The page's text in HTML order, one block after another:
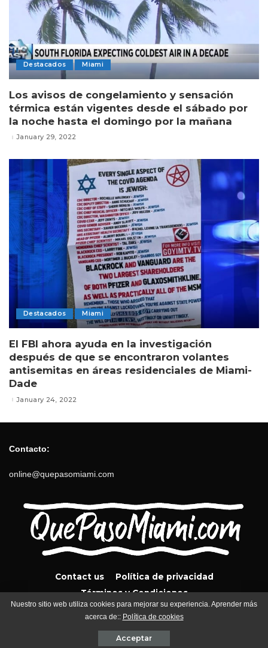
Destacados Miami
Los avisos de congelamiento y sensación
térmica están vigentes desde el sábado por
la noche hasta el domingo por la mañana
January 29, 2022
Destacados Miami
El FBI ahora ayuda en la investigación
después de que se encontraron volantes
antisemitas en áreas residenciales de Miami-
Dade
January 24, 2022
Contacto:
online@quepasomiami.com
Contact us
Política de privacidad
Términos y Condiciones
QuePasoMiami.com 2024
Nuestro sitio web utiliza cookies para mejorar su experiencia. Aprender más
acerca de:: Política de cookies
Acceptar